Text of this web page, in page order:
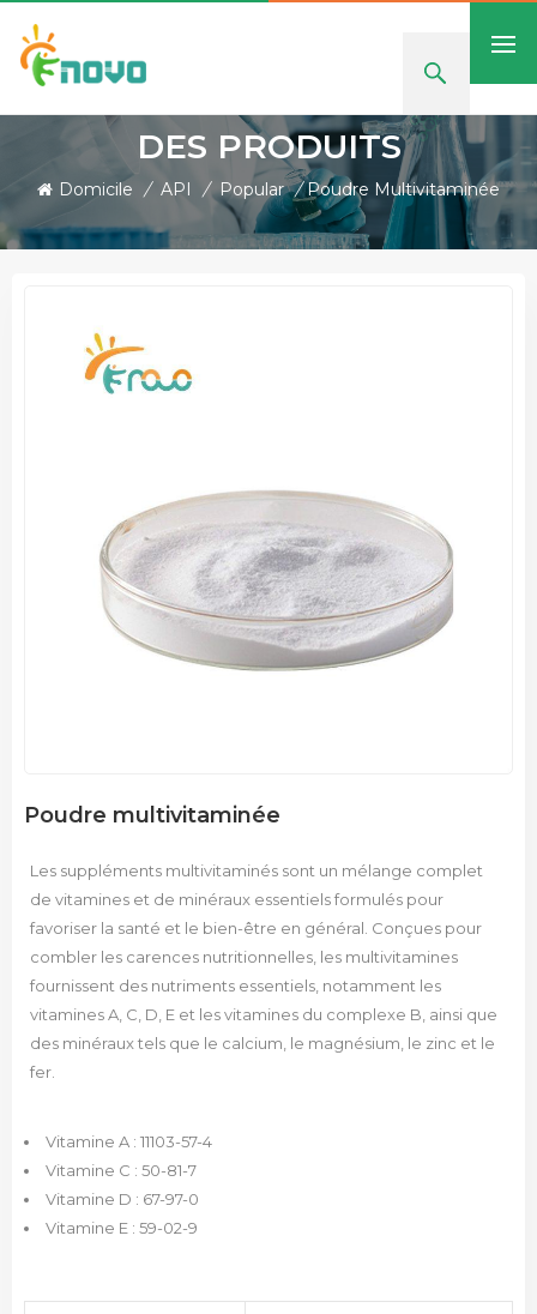
DES PRODUITS
Domicile / API / Popular / Poudre Multivitaminée
Poudre multivitaminée
Les suppléments multivitaminés sont un mélange complet
de vitamines et de minéraux essentiels formulés pour
favoriser la santé et le bien-être en général. Conçues pour
combler les carences nutritionnelles, les multivitamines
fournissent des nutriments essentiels, notamment les
vitamines A, C, D, E et les vitamines du complexe B, ainsi que
des minéraux tels que le calcium, le magnésium, le zinc et le
fer.
Vitamine A : 11103-57-4
Vitamine C : 50-81-7
Vitamine D : 67-97-0
Vitamine E : 59-02-9